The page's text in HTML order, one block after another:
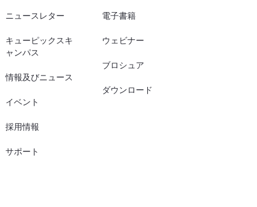
ニュースレター
キューピックスキ
ャンパス
情報及びニュース
イベント
採用情報
サポート
電子書籍
ウェビナー
ブロシュア
ダウンロード